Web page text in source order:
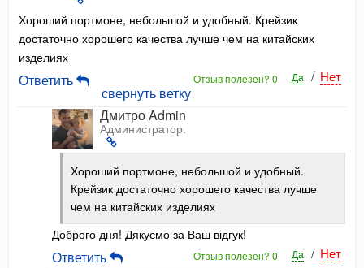
Хороший портмоне, небольшой и удобный. Крейзик
достаточно хорошего качества лучше чем на китайских
изделиях
Да / Нет
Отзыв полезен?0
Ответить
свернуть ветку
Дмитро Admin
Администратор.
Хороший портмоне, небольшой и удобный.
Крейзик достаточно хорошего качества лучше
чем на китайских изделиях
Доброго дня! Дякуємо за Ваш відгук!
Да / Нет
Отзыв полезен?0
Ответить